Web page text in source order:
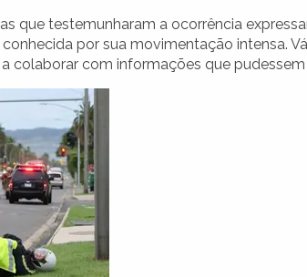
que testemunharam a ocorrência
por sua movimentação intensa.
colaborar com informações que